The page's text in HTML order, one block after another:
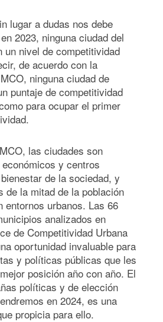
lugar a dudas nos debe
2023, ninguna ciudad del
nivel de competitividad
de acuerdo con la
ninguna ciudad de
puntaje de competitividad
para ocupar el primer
las ciudades son
y centros
de la sociedad, y
de la mitad de la población
entornos urbanos. Las 66
analizados en
de Competitividad Urbana
oportunidad invaluable para
y políticas públicas que les
posición año con año. El
políticas y de elección
en 2024, es una
propicia para ello.